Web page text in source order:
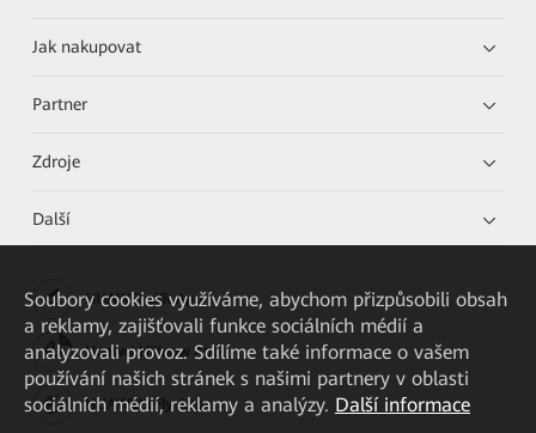
Jak nakupovat
Partner
Zdroje
Další
HUAWEI eKit App
Huawei HiKnow App
HUAWEI eFly App
Soubory cookies využíváme, abychom přizpůsobili obsah
a reklamy, zajišťovali funkce sociálních médií a
analyzovali provoz. Sdílíme také informace o vašem
používání našich stránek s našimi partnery v oblasti
sociálních médií, reklamy a analýzy. Další informace